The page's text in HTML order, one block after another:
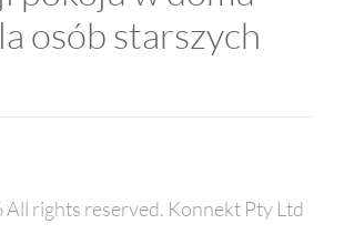
osób starszych
rights reserved. Konnekt Pty Ltd